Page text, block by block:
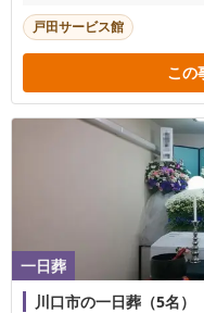
戸田サービス館
この
一日葬
川口市の一日葬（5名）